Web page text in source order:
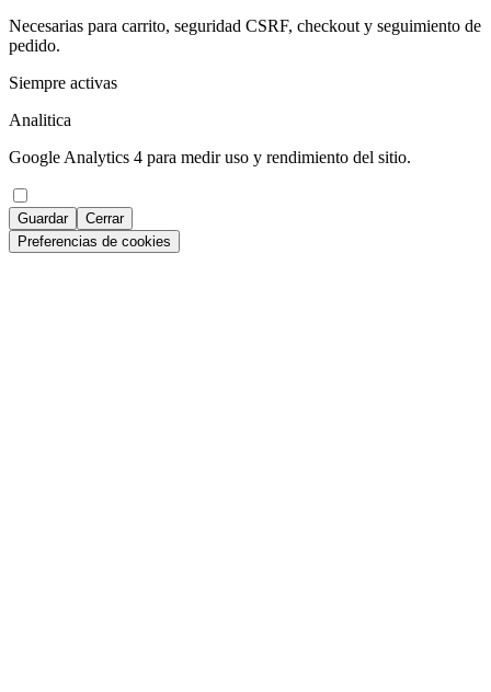
Necesarias para carrito, seguridad CSRF, checkout y seguimiento de
pedido.
Siempre activas
Analitica
Google Analytics 4 para medir uso y rendimiento del sitio.
Guardar
Cerrar
Preferencias de cookies